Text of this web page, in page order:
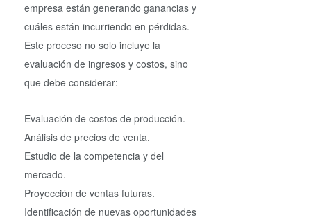
empresa están generando ganancias y
cuáles están incurriendo en pérdidas.
Este proceso no solo incluye la
evaluación de ingresos y costos, sino
que debe considerar:
Evaluación de costos de producción.
Análisis de precios de venta.
Estudio de la competencia y del
mercado.
Proyección de ventas futuras.
Identificación de nuevas oportunidades